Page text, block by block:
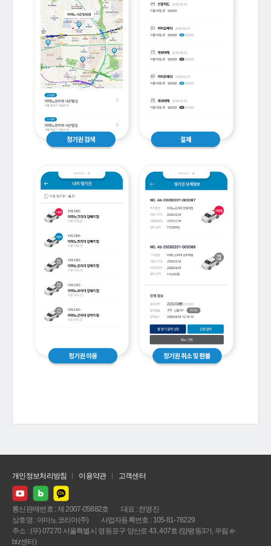
개인정보처리방침 이용약관 고객센터
통신판매번호 : 제 2007-05882호
대표 : 전명진
상호명 : 아마노코리아(주)
사업자등록번호 : 105-81-78229
주소 : (우) 07270 서울특별시 영등포구 양산로 43, 407호 (양평동3가, 우림 e-
biz센터)